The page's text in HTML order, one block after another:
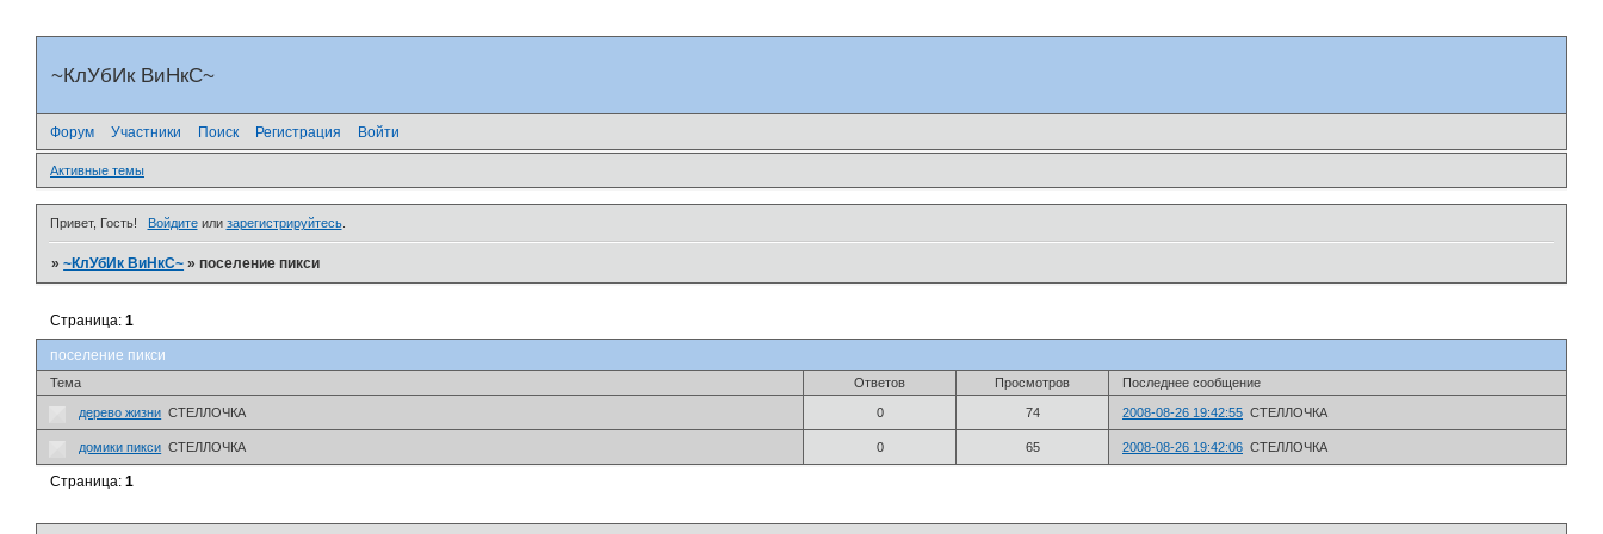
~КлУбИк ВиНкС~
Форум Участники Поиск Регистрация Войти
Активные темы
Привет, Гость! Войдитеили зарегистрируйтесь.
»~КлУбИк ВиНкС~ »поселение пикси
поселение пикси
Страница:1
Тема Ответов Просмотров Последнее сообщение
дерево жизни СТЕЛЛОЧКА 0 74 2008-08-26 19:42:55 СТЕЛЛОЧКА
домики пикси СТЕЛЛОЧКА 0 65 2008-08-26 19:42:06 СТЕЛЛОЧКА
Страница:1